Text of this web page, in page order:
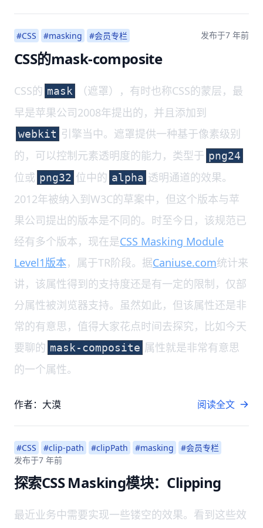
#CSS #masking #会员专栏 发布于7 年前
CSS的mask-composite
CSS的 mask
（遮罩），有时也称CSS的蒙层，最
早是苹果公司2008年提出的，并且添加到
webkit 引擎当中。遮罩提供一种基于像素级别
的，可以控制元素透明度的能力，类型于 png24
位或 png32 位中的 alpha 透明通道的效果。
2012年被纳入到W3C的草案中，但这个版本与苹
果公司提出的版本是不同的。时至今日，该规范已
经有多个版本，现在是CSS Masking Module
Level1版本，属于TR阶段。据Caniuse.com统计来
讲，该属性得到的支持度还是有一定的限制，仅部
分属性被浏览器支持。虽然如此，但该属性还是非
常的有意思，值得大家花点时间去探究，比如今天
要聊的 mask-composite 属性就是非常有意思
的一个属性。
作者：大漠 阅读全文
#CSS #clip-path #clipPath #masking
#会员专栏
发布于7 年前
探索CSS Masking模块：Clipping
最近业务中需要实现一些镂空的效果。看到这些效